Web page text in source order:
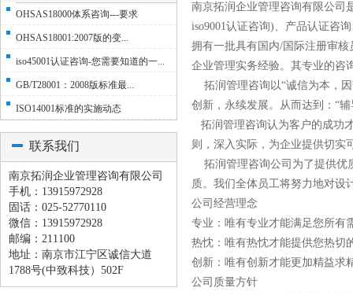
OHSAS18000体系咨询---要求
OHSAS18001:2007版的变...
iso45001认证咨询-您需要知道的一...
GB/T28001：2008版标准最...
ISO14001标准的实施动态
联系我们
南京拓润企业管理咨询有限公司
手机：13915972928
固话：025-52770110
微信：13915972928
邮编：211100
地址：南京市江宁区诚信大道
1788号(中致科技）502F
南京拓润企业管理咨询有限公司
iso9001认证咨询)、产品认证咨
拥有一批具有国内/国际注册审
企业管理实务经验。其专业的咨
拓润管理咨询以“诚信为本，
创新，永续发展。从而达到：“
拓润管理咨询认为客户的成功
则，深入实际，为企业提供切实
拓润管理咨询公司为了提供优
质。我们全体员工将努力地对设
公司经营理念
专业：唯有专业才能满足您所有
热忱：唯有热忱才能提供您热切
创新：唯有创新才能更加精益求
公司质量方针